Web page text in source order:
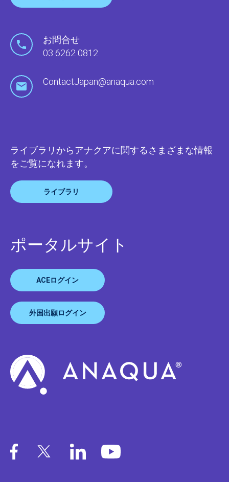
お問合せ
03 6262 0812
ContactJapan@anaqua.com
ライブラリからアナクアに関するさまざまな情報
をご覧になれます。
ライブラリ
ポータルサイト
ACEログイン
外国出願ログイン